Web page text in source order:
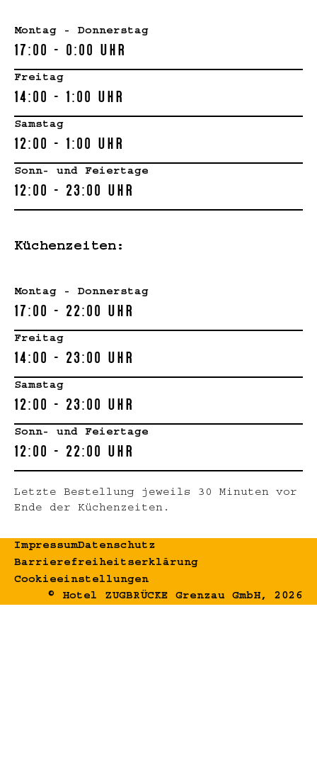
Montag - Donnerstag
17:00 - 0:00 Uhr
Freitag
14:00 - 1:00 Uhr
Samstag
12:00 - 1:00 Uhr
Sonn- und Feiertage
12:00 - 23:00 Uhr
Küchenzeiten:
Montag - Donnerstag
17:00 - 22:00 Uhr
Freitag
14:00 - 23:00 Uhr
Samstag
12:00 - 23:00 Uhr
Sonn- und Feiertage
12:00 - 22:00 Uhr
Letzte Bestellung jeweils 30 Minuten vor
Ende der Küchenzeiten.
ImpressumDatenschutz
Barrierefreiheitserklärung
Cookieeinstellungen
© Hotel ZUGBRÜCKE Grenzau GmbH, 2026